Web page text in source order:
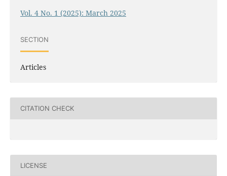
Vol. 4 No. 1 (2025): March 2025
SECTION
Articles
CITATION CHECK
LICENSE